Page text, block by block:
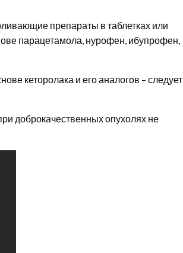
препараты в таблетках или
парацетамола, нурофен, ибупрофен,
кеторолака и его аналогов – следует
доброкачественных опухолях не